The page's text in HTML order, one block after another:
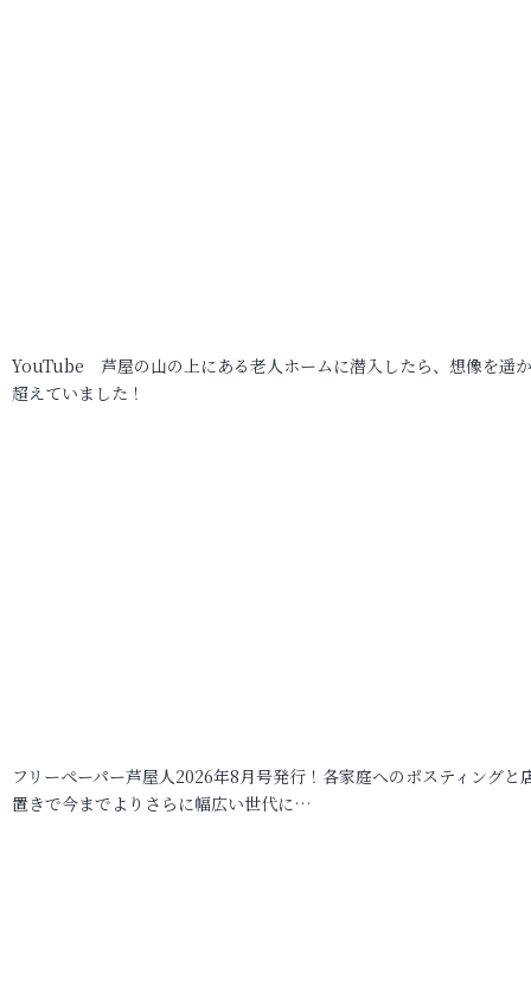
YouTube 芦屋の山の上にある老人ホームに潜入したら、想像を遥
超えていました！
フリーペーパー芦屋人2026年8月号発行！各家庭へのポスティングと
置きで今までよりさらに幅広い世代に…